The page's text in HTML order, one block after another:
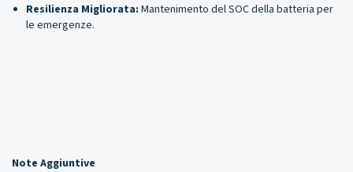
Resilienza Migliorata: Mantenimento del SOC della batteria per
le emergenze.
Note Aggiuntive